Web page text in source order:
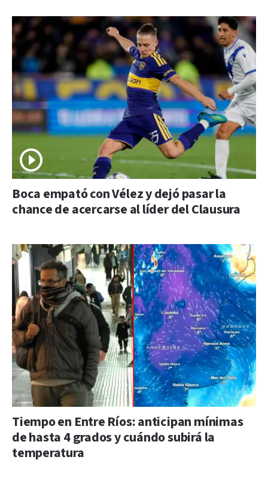
Boca empató con Vélez y dejó pasar la
chance de acercarse al líder del Clausura
Tiempo en Entre Ríos: anticipan mínimas
de hasta 4 grados y cuándo subirá la
temperatura